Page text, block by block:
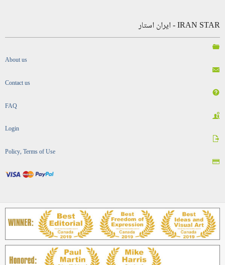
IRAN STAR - ایران استار
About us
Contact us
FAQ
Login
Policy, Terms of Use